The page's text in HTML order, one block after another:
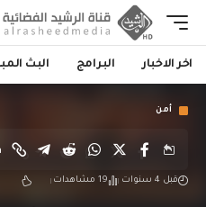
اخر الاخبار البرامج البث
أمن
قبل 4 سنوات 19 مشاهدات